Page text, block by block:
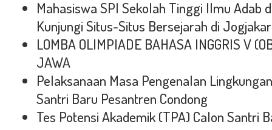
Mahasiswa SPI Sekolah Tinggi Ilmu Adab
Kunjungi Situs-Situs Bersejarah di
LOMBA OLIMPIADE BAHASA INGGRIS V
JAWA
Pelaksanaan Masa Pengenalan
Santri Baru Pesantren Condong
Tes Potensi Akademik (TPA) Calon Santri